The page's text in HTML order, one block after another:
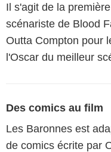
Il s'agit de la
scénariste de Blood
Outta Compton pour
l'Oscar du meilleur
Des comics au film
Les Baronnes est
de comics écrite par